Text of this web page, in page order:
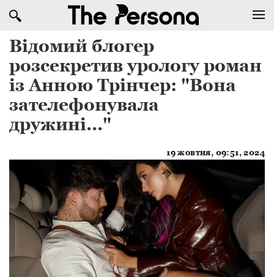
Відомий блогер
розсекретив урологу роман
із Анною Трінчер: "Вона
зателефонувала
дружині..."
19 жовтня, 09:51, 2024